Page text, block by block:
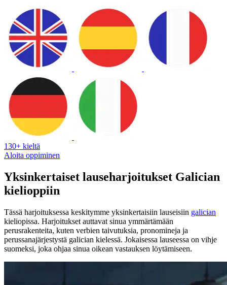
130+ kieltä
Aloita oppiminen
Yksinkertaiset lauseharjoitukset Galician
kielioppiin
Tässä harjoituksessa keskitymme yksinkertaisiin lauseisiin galician
kieliopissa. Harjoitukset auttavat sinua ymmärtämään
perusrakenteita, kuten verbien taivutuksia, pronomineja ja
perussanajärjestystä galician kielessä. Jokaisessa lauseessa on vihje
suomeksi, joka ohjaa sinua oikean vastauksen löytämiseen.